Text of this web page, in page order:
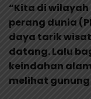
“Kita di
perang dunia
daya tarik
datang. Lalu
keindahan
melihat